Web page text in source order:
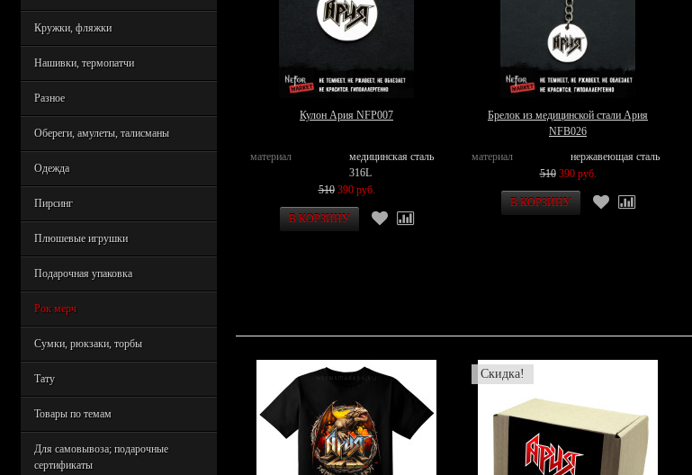
Кружки, фляжки
Нашивки, термопатчи
Разное
Обереги, амулеты, талисманы
Одежда
Пирсинг
Плюшевые игрушки
Подарочная упаковка
Рок мерч
Сумки, рюкзаки, торбы
Тату
Товары по темам
Для самовывоза; подарочные
сертификаты
Кулон Ария NFP007
материал
медицинская сталь
316L
510 390 руб.
Брелок из медицинской стали Ария
NFB026
материал
нержавеющая сталь
510 390 руб.
Скидка!